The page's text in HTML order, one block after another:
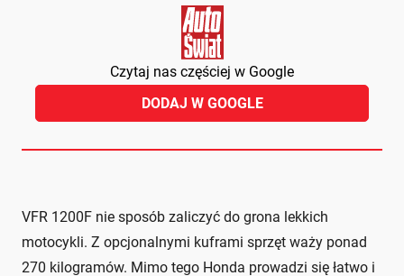
Czytaj nas częściej w Google
DODAJ W GOOGLE
VFR 1200F nie sposób zaliczyć do grona lekkich
motocykli. Z opcjonalnymi kuframi sprzęt waży ponad
270 kilogramów. Mimo tego Honda prowadzi się łatwo i